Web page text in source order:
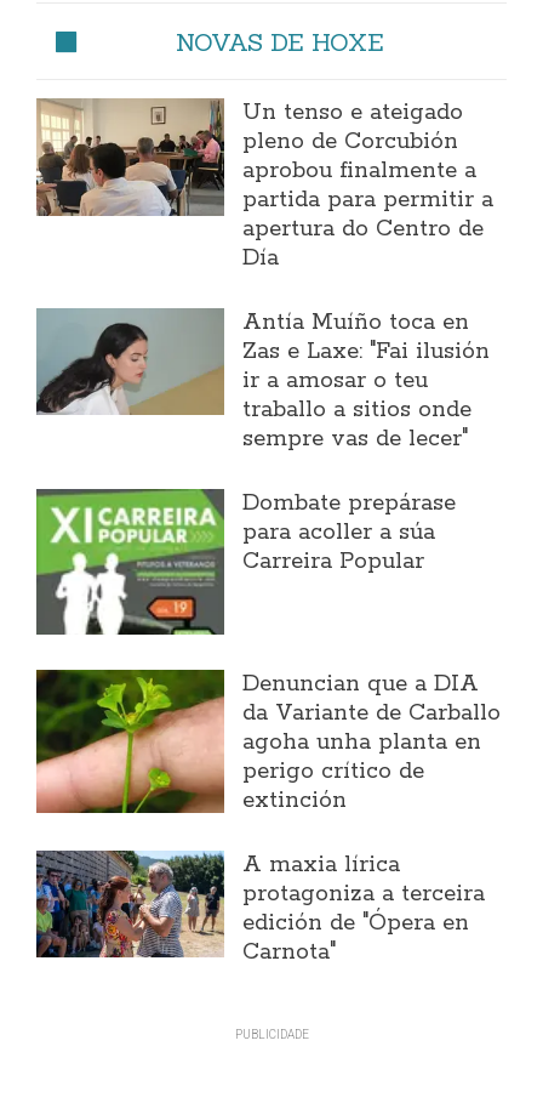
NOVAS DE HOXE
Un tenso e ateigado
pleno de Corcubión
aprobou finalmente a
partida para permitir a
apertura do Centro de
Día
Antía Muíño toca en
Zas e Laxe: "Fai ilusión
ir a amosar o teu
traballo a sitios onde
sempre vas de lecer"
Dombate prepárase
para acoller a súa
Carreira Popular
Denuncian que a DIA
da Variante de Carballo
agoha unha planta en
perigo crítico de
extinción
A maxia lírica
protagoniza a terceira
edición de "Ópera en
Carnota"